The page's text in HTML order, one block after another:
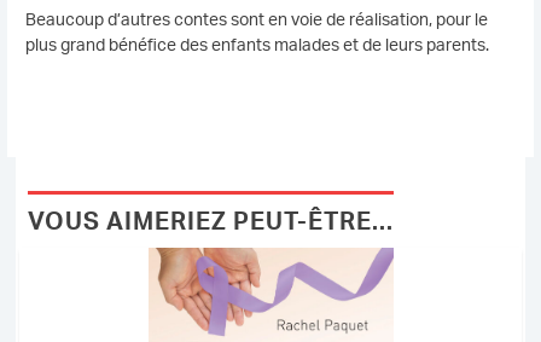
Beaucoup d’autres contes sont en voie de réalisation, pour le
plus grand bénéfice des enfants malades et de leurs parents.
VOUS AIMERIEZ PEUT-ÊTRE...